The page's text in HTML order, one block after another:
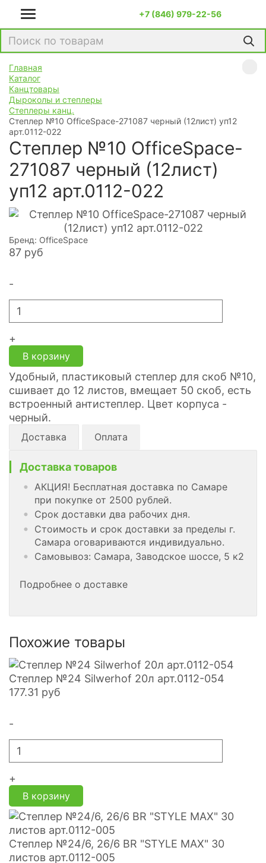
+7 (846) 979-22-56
Главная
Каталог
Канцтовары
Дыроколы и степлеры
Степлеры канц.
Степлер №10 OfficeSpace-271087 черный (12лист) уп12
арт.0112-022
Степлер №10 OfficeSpace-
271087 черный (12лист)
уп12 арт.0112-022
Бренд: OfficeSpace
87 руб
-
+
В корзину
Удобный, пластиковый степлер для скоб №10,
сшивает до 12 листов, вмещает 50 скоб, есть
встроенный антистеплер. Цвет корпуса -
черный.
Доставка Оплата
Доставка товаров
АКЦИЯ! Бесплатная доставка по Самаре
при покупке от 2500 рублей.
Срок доставки два рабочих дня.
Стоимость и срок доставки за пределы г.
Самара оговариваются индивидуально.
Самовывоз: Самара, Заводское шоссе, 5 к2
Подробнее о доставке
Похожие товары
Степлер №24 Silwerhof 20л арт.0112-054
177.31 руб
-
+
В корзину
Степлер №24/6, 26/6 BR "STYLE MAX" 30
листов арт.0112-005